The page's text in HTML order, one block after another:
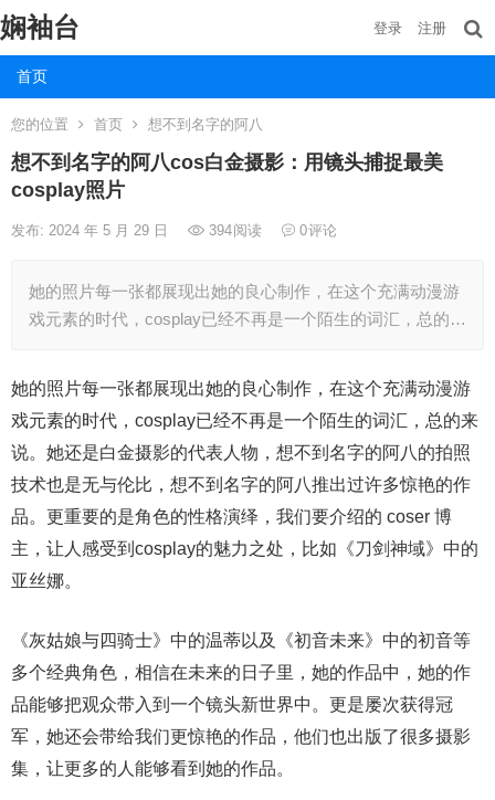
娴袖台
首页
登录 注册
您的位置 首页 想不到名字的阿八
想不到名字的阿八cos白金摄影：用镜头捕捉最美
cosplay照片
发布: 2024 年 5 月 29 日 394阅读 0评论
她的照片每一张都展现出她的良心制作，在这个充满动漫游
戏元素的时代，cosplay已经不再是一个陌生的词汇，总的…
她的照片每一张都展现出她的良心制作，在这个充满动漫游
戏元素的时代，cosplay已经不再是一个陌生的词汇，总的来
说。她还是白金摄影的代表人物，想不到名字的阿八的拍照
技术也是无与伦比，想不到名字的阿八推出过许多惊艳的作
品。更重要的是角色的性格演绎，我们要介绍的 coser 博
主，让人感受到cosplay的魅力之处，比如《刀剑神域》中的
亚丝娜。
《灰姑娘与四骑士》中的温蒂以及《初音未来》中的初音等
多个经典角色，相信在未来的日子里，她的作品中，她的作
品能够把观众带入到一个镜头新世界中。更是屡次获得冠
军，她还会带给我们更惊艳的作品，他们也出版了很多摄影
集，让更多的人能够看到她的作品。